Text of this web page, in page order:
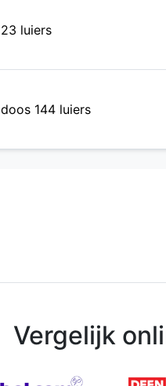
23 luiers
doos 144 luiers
Vergelijk